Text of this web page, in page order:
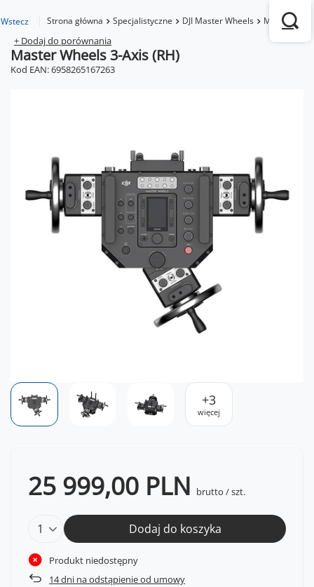
Wstecz Strona główna Specjalistyczne DJI Master Wheels Master
+ Dodaj do porównania
Master Wheels 3-Axis (RH)
Kod EAN: 6958265167263
+3
więcej
25 999,00 PLN brutto /szt.
Dodaj do koszyka
Produkt niedostępny
14dni na odstąpienie od umowy